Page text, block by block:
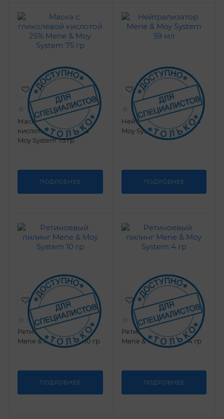
Маска с гликолевой
кислотой 25% Mene &
Moy System 75 гр
ПОДРОБНЕЕ
Нейтрализатор Mene &
Moy System 59 мл
ПОДРОБНЕЕ
Ретиноевый пилинг
Mene & Moy System 10 гр
ПОДРОБНЕЕ
Ретиноевый пилинг
Mene & Moy System 4 гр
ПОДРОБНЕЕ